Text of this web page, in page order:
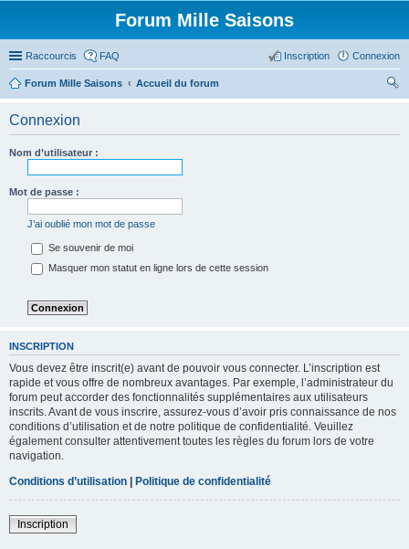
Forum Mille Saisons
Raccourcis FAQ Connexion
Inscription
Forum Mille Saisons
Accueil du forum
Connexion
Nom d’utilisateur :
Mot de passe :
J’ai oublié mon mot de passe
Se souvenir de moi
Masquer mon statut en ligne lors de cette session
INSCRIPTION
Vous devez être inscrit(e) avant de pouvoir vous connecter. L’inscription est
rapide et vous offre de nombreux avantages. Par exemple, l’administrateur du
forum peut accorder des fonctionnalités supplémentaires aux utilisateurs
inscrits. Avant de vous inscrire, assurez-vous d’avoir pris connaissance de nos
conditions d’utilisation et de notre politique de confidentialité. Veuillez
également consulter attentivement toutes les règles du forum lors de votre
navigation.
Conditions d’utilisation | Politique de confidentialité
Inscription